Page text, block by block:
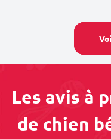
Les avis à
de chien